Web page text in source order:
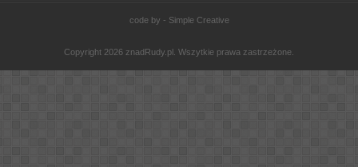
code by - Simple Creative
Copyright 2026 znadRudy.pl. Wszytkie prawa zastrzeżone.